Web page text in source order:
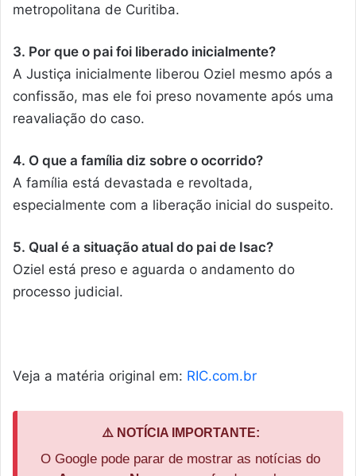
metropolitana de Curitiba.
3. Por que o pai foi liberado inicialmente?
A Justiça inicialmente liberou Oziel mesmo após a
confissão, mas ele foi preso novamente após uma
reavaliação do caso.
4. O que a família diz sobre o ocorrido?
A família está devastada e revoltada,
especialmente com a liberação inicial do suspeito.
5. Qual é a situação atual do pai de Isac?
Oziel está preso e aguarda o andamento do
processo judicial.
Veja a matéria original em: RIC.com.br
⚠️ NOTÍCIA IMPORTANTE:
O Google pode parar de mostrar as notícias do